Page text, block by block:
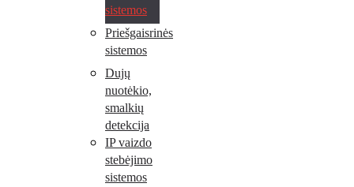
sistemos
Priešgaisrinės
sistemos
Dujų
nuotėkio,
smalkių
detekcija
IP vaizdo
stebėjimo
sistemos